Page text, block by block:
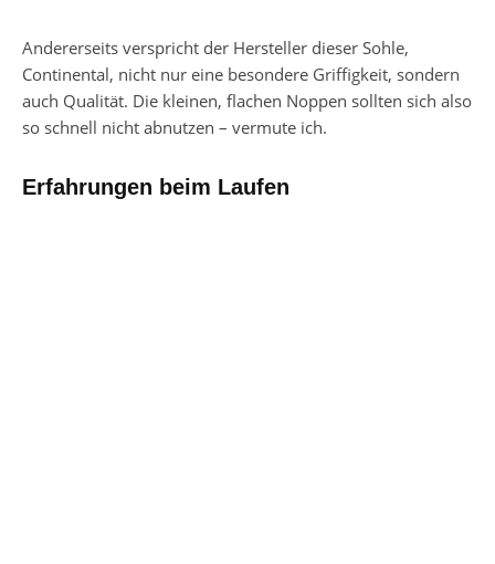
Andererseits verspricht der Hersteller dieser Sohle,
Continental, nicht nur eine besondere Griffigkeit, sondern
auch Qualität. Die kleinen, flachen Noppen sollten sich also
so schnell nicht abnutzen – vermute ich.
Erfahrungen beim Laufen